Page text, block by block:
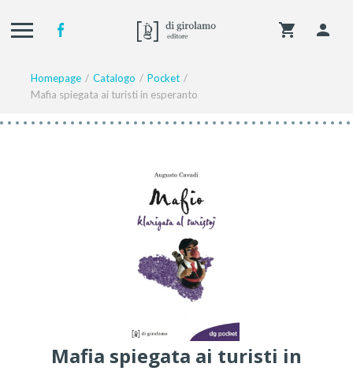
Homepage Catalogo
Pocket
Mafia spiegata ai turisti in esperanto
Mafia spiegata ai turisti in